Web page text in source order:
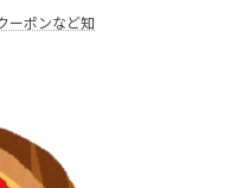
ーポンなど知